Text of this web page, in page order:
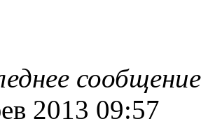
2013 09:57